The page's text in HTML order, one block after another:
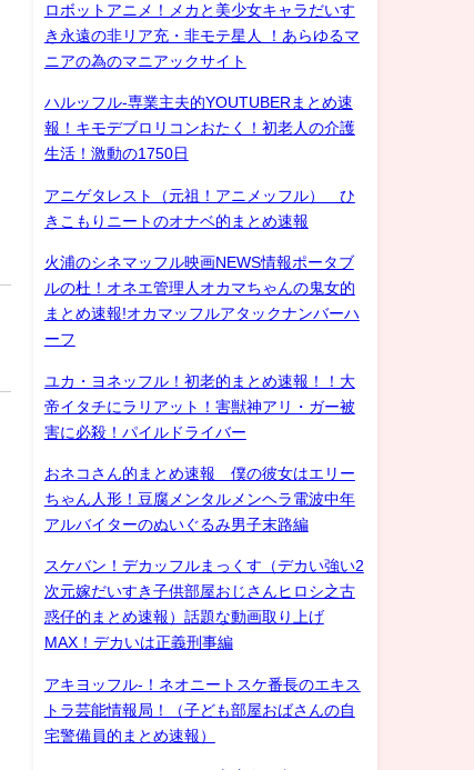
ロボットアニメ！メカと美少女キャラだいす
き永遠の非リア充・非モテ星人 ！あらゆるマ
ニアの為のマニアックサイト
ハルッフル-専業主夫的YOUTUBERまとめ速
報！キモデブロリコンおたく！初老人の介護
生活！激動の1750日
アニゲタレスト（元祖！アニメッフル） ひ
きこもりニートのオナベ的まとめ速報
火浦のシネマッフル映画NEWS情報ポータブ
ルの杜！オネエ管理人オカマちゃんの鬼女的
まとめ速報!オカマッフルアタックナンバーハ
ーフ
ユカ・ヨネッフル！初老的まとめ速報！！大
帝イタチにラリアット！害獣神アリ・ガー被
害に必殺！パイルドライバー
おネコさん的まとめ速報 僕の彼女はエリー
ちゃん人形！豆腐メンタルメンヘラ電波中年
アルバイターのぬいぐるみ男子末路編
スケバン！デカッフルまっくす（デカい強い2
次元嫁だいすき子供部屋おじさんヒロシ之古
惑仔的まとめ速報）話題な動画取り上げ
MAX！デカいは正義刑事編
アキヨッフル-！ネオニートスケ番長のエキス
トラ芸能情報局！（子ども部屋おばさんの自
宅警備員的まとめ速報）